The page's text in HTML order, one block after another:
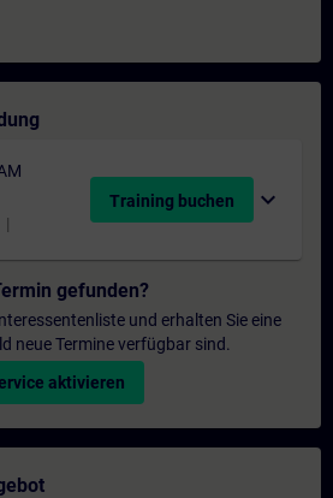
Training buchen expand_more
gefunden?
und erhalten Sie eine
neue Termine verfügbar sind.
aktivieren